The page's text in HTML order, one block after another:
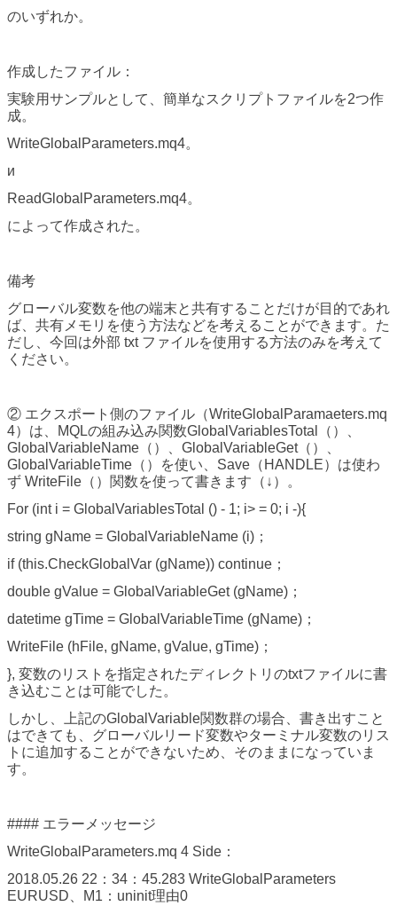
のいずれか。
作成したファイル：
実験用サンプルとして、簡単なスクリプトファイルを2つ作
成。
WriteGlobalParameters.mq4。
и
ReadGlobalParameters.mq4。
によって作成された。
備考
グローバル変数を他の端末と共有することだけが目的であれ
ば、共有メモリを使う方法などを考えることができます。た
だし、今回は外部 txt ファイルを使用する方法のみを考えて
ください。
② エクスポート側のファイル（WriteGlobalParamaeters.mq
4）は、MQLの組み込み関数GlobalVariablesTotal（）、
GlobalVariableName（）、GlobalVariableGet（）、
GlobalVariableTime（）を使い、Save（HANDLE）は使わ
ず WriteFile（）関数を使って書きます（↓）。
For (int i = GlobalVariablesTotal () - 1; i> = 0; i -){
string gName = GlobalVariableName (i)；
if (this.CheckGlobalVar (gName)) continue；
double gValue = GlobalVariableGet (gName)；
datetime gTime = GlobalVariableTime (gName)；
WriteFile (hFile, gName, gValue, gTime)；
}, 変数のリストを指定されたディレクトリのtxtファイルに書
き込むことは可能でした。
しかし、上記のGlobalVariable関数群の場合、書き出すこと
はできても、グローバルリード変数やターミナル変数のリス
トに追加することができないため、そのままになっていま
す。
#### エラーメッセージ
WriteGlobalParameters.mq 4 Side：
2018.05.26 22：34：45.283 WriteGlobalParameters
EURUSD、M1：uninit理由0